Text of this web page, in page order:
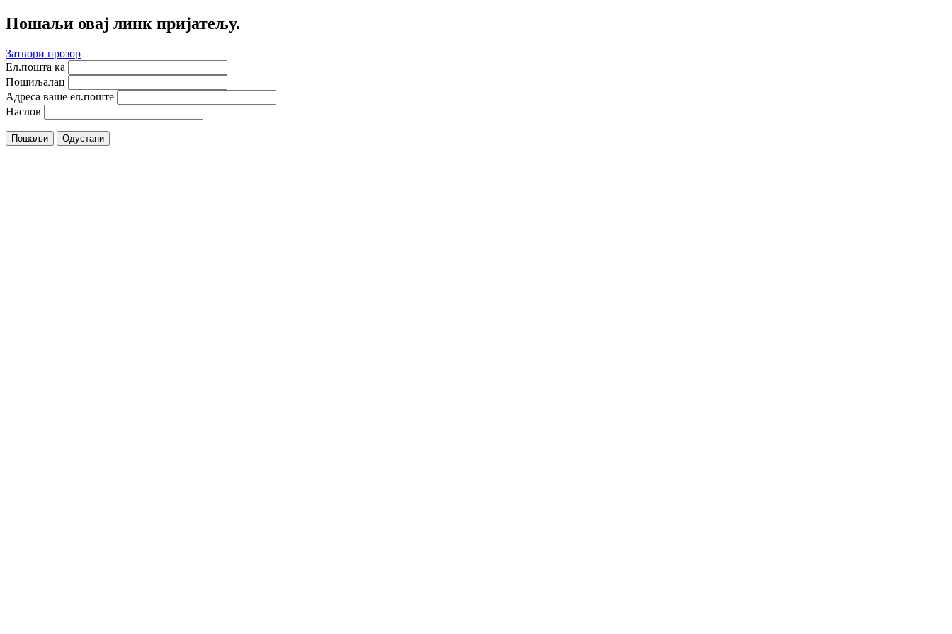
Пошаљи овај линк пријатељу.
Затвори прозор
Ел.пошта ка
Пошиљалац
Адреса ваше ел.поште
Наслов
Пошаљи Одустани